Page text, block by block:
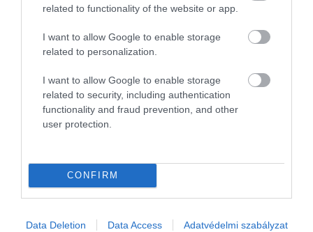
related to functionality of the website or app.
I want to allow Google to enable storage
related to personalization.
I want to allow Google to enable storage
related to security, including authentication
functionality and fraud prevention, and other
user protection.
CONFIRM
Data Deletion Data Access Adatvédelmi szabályzat
bírságot kaptak
szabott ki egy cseh cégre, amiért megtévesztően, a legalapvetőbb